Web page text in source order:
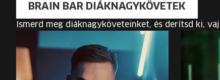
BRAIN BAR DIÁKNAGYKÖVETEK
Ismerd meg diáknagyköveteinket, és derítsd ki,